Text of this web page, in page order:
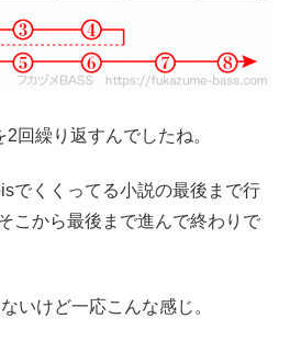
回繰り返すんでしたね。
でくくってる小説の最後まで行
こから最後まで進んで終わりで
いけど一応こんな感じ。